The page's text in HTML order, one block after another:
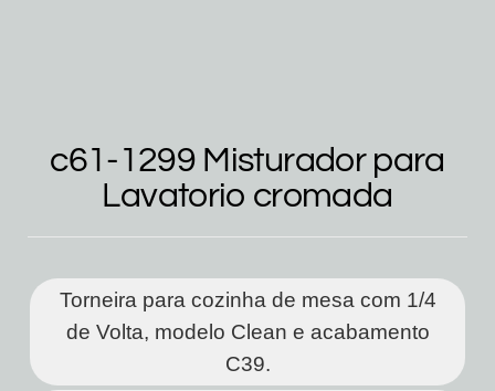
c61-1299 Misturador para
Lavatorio cromada
Torneira para cozinha de mesa com 1/4
de Volta, modelo Clean e acabamento
C39.